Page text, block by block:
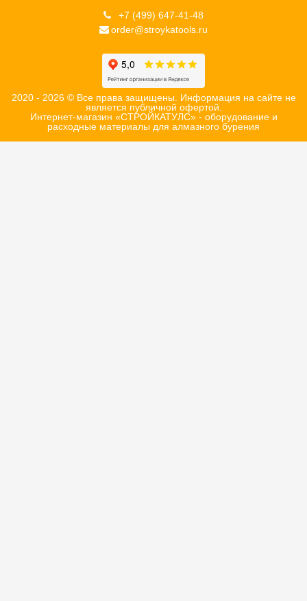
+7 (499) 647-41-48
order@stroykatools.ru
2020 - 2026 © Все права защищены. Информация на сайте не
является публичной офертой.
Интернет-магазин «СТРОЙКАТУЛС» - оборудование и
расходные материалы для алмазного бурения